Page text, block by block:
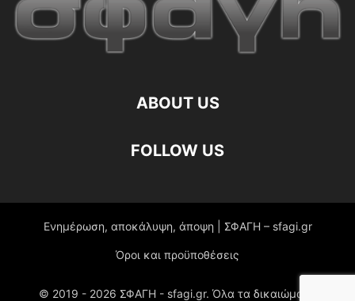
ABOUT US
FOLLOW US
Ενημέρωση, αποκάλυψη, άποψη | ΣΦΑΓΗ – sfagi.gr
Όροι και προϋποθέσεις
© 2019 - 2026 ΣΦΑΓΗ - sfagi.gr. Όλα τα δικαιώματα